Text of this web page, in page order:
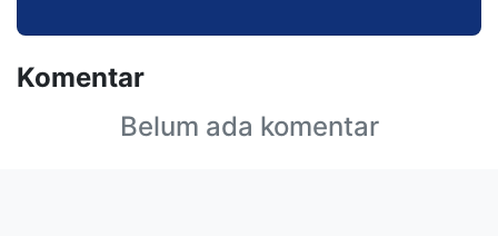
Komentar
Belum ada komentar